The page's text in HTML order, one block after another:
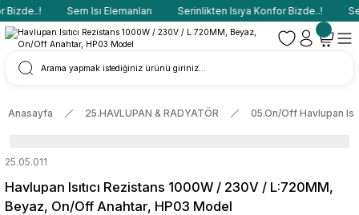
Sern Isı Elemanları Serinlikten Isıya Konfor Bizde..!
Anasayfa 25.HAVLUPAN & RADYATÖR 05.On/Off Havlupan
25.05.011
Havlupan Isıtıcı Rezistans 1000W / 230V / L:720MM,
Beyaz, On/Off Anahtar, HP03 Model